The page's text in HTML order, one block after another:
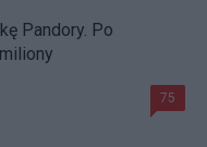
Pandory. Po
75